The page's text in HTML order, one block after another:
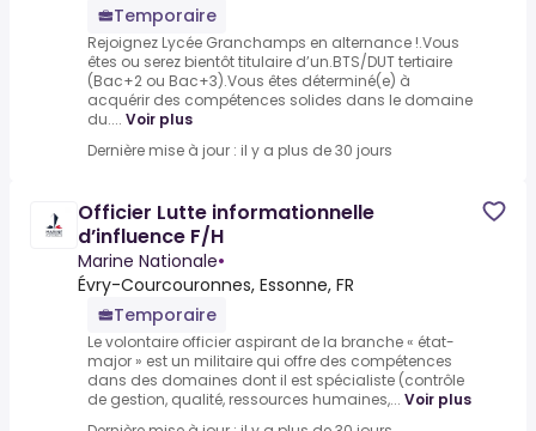
Temporaire
Rejoignez Lycée Granchamps en alternance !.Vous
êtes ou serez bientôt titulaire d’un.BTS/DUT tertiaire
(Bac+2 ou Bac+3).Vous êtes déterminé(e) à
acquérir des compétences solides dans le domaine
du.... Voir plus
Dernière mise à jour : il y a plus de 30 jours
Officier Lutte informationnelle
d’influence F/H
Marine Nationale•
Évry-Courcouronnes, Essonne, FR
Temporaire
Le volontaire officier aspirant de la branche « état-
major » est un militaire qui offre des compétences
dans des domaines dont il est spécialiste (contrôle
de gestion, qualité, ressources humaines,... Voir plus